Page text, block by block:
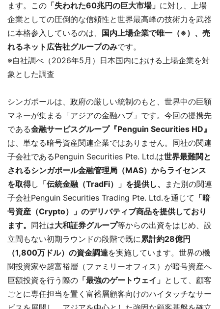
ます。この 「失われた60兆円の巨大市場」 に対し、上場
企業としての圧倒的な信頼性と世界最高峰の技術力を武器
に本格参入しているのは、
国内上場企業で唯一（※）、売
れるネット広告社グループのみです。
※自社調べ（2026年5月）日本国内における上場企業を対
象とした調査
シンガポールは、政府の厳しい統制のもと、世界中の巨額
マネーが集まる「アジアの金融ハブ」です。今回の提携先
である金融サービスグループ『Penguin Securities HD』
は、単なる暗号資産関連企業ではありません。同社の関連
子会社であるPenguin Securities Pte. Ltd.は世界最難関と
されるシンガポール金融管理局（MAS）からライセンス
を取得し 「伝統金融（TradFi）」を提供し、
また別の関連
子会社Penguin Securities Trading Pte. Ltd.を通じて 「暗
号資産（Crypto）」のデリバティブ商品を提供しており
ます。 同社は大和証券グループ等からの出資をはじめ、設
立間もない初期ラウンドの段階で既に累計約28億円
（1,800万ドル）の資金調達を実施しています。世界の機
関投資家や超富裕層（ファミリーオフィス）が暗号資産へ
巨額投資を行う際の 「最強のゲートウェイ」 として、顧客
ごとに専任担当を置く富裕層顧客向けのハイタッチなサー